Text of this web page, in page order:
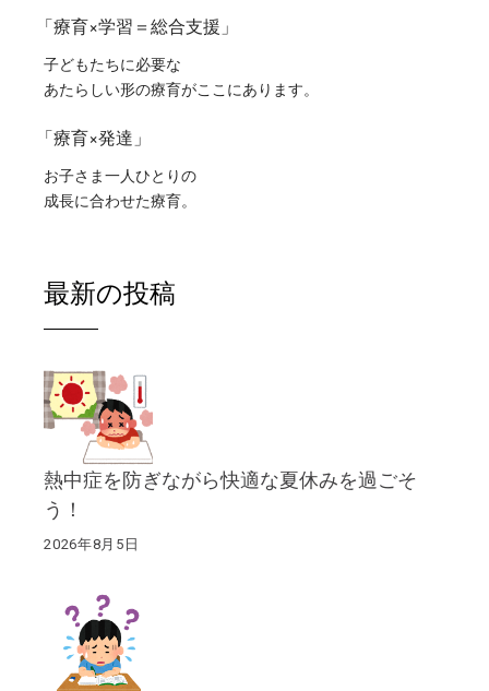
「療育×学習＝総合支援」
子どもたちに必要な
あたらしい形の療育がここにあります。
「療育×発達」
お子さま一人ひとりの
成長に合わせた療育。
最新の投稿
熱中症を防ぎながら快適な夏休みを過ごそ
う！
2026年8月5日